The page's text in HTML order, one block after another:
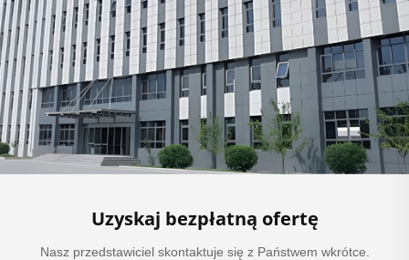
Uzyskaj bezpłatną ofertę
Nasz przedstawiciel skontaktuje się z Państwem wkrótce.